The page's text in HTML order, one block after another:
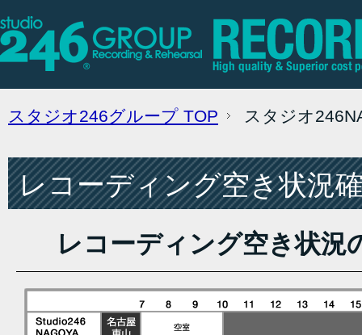
スタジオ246グループ TOP スタジオ
レコーディング空き状況
レコーディング空き状況